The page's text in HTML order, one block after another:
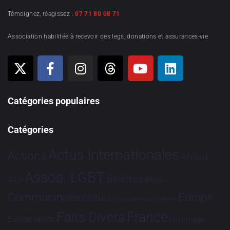
Témoignez, réagissez :07 71 80 08 71
Association habilitée à recevoir des legs, donations et assurances-vie
Catégories populaires
Catégories
Actions Actus Internationales Afrique
Asie Assos. LGBT Bioéthique Brève
Communiqués Culture Dialogues France-Brésil Europe
Evénements Faits Divers France Hommage